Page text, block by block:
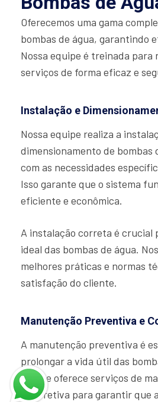
Oferecemos uma gama
bombas de água, garantindo
Nossa equipe é treinada para
serviços de forma eficaz e
Instalação e
Nossa equipe realiza a
dimensionamento de bombas
com as necessidades
Isso garante que o sistema
eficiente e econômica.
A instalação correta é crucial
ideal das bombas de água.
melhores práticas e normas
satisfação do cliente.
Manutenção Preventiva e
A manutenção preventiva é
prolongar a vida útil das
equipe oferece serviços de
e corretiva para garantir que